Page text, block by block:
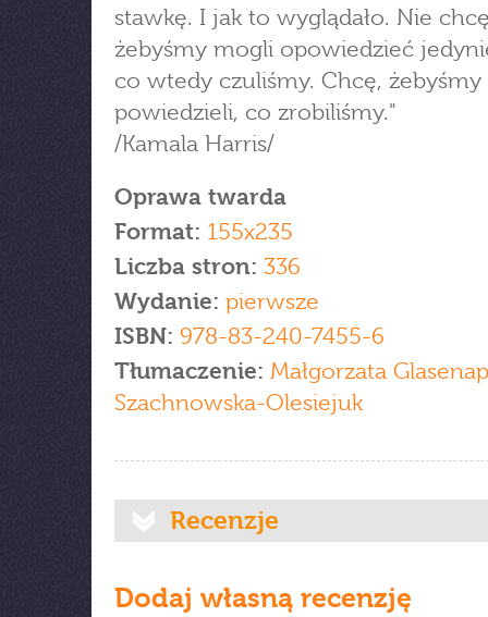
stawkę. I jak to wyglądało. Nie
żebyśmy mogli opowiedzieć
co wtedy czuliśmy. Chcę,
powiedzieli, co zrobiliśmy."
/Kamala Harris/
Oprawa twarda
Format: 155x235
Liczba stron: 336
Wydanie: pierwsze
ISBN: 978-83-240-7455-6
Tłumaczenie: Małgorzata
Szachnowska-Olesiejuk
Recenzje
Dodaj własną recenzję